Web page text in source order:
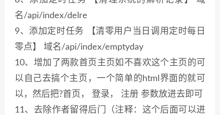
名/api/index/delre
9、添加定时任务 【清零用户当日调用定时每日
零点】 域名/api/index/emptyday
10、增加了两款首页主页如不喜欢这个主页的可
以自己去搞个主页，一个简单的html界面的就可
以，然后把?首页， 登录， 注册 参数放进去即可
11、去除作者留得后门（注释：这个后面可以进